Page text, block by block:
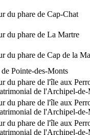
du phare de Cap-Chat
du phare de La Martre
du phare de Cap de la
de Pointe-des-Monts
du phare de l'île aux
de l'Archipel-
du phare de l'île aux
de l'Archipel-
du phare de l'île aux
de l'Archipel-